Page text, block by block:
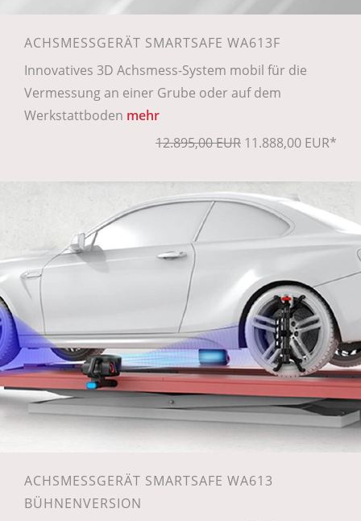
ACHSMESSGERÄT SMARTSAFE WA613F
Innovatives 3D Achsmess-System mobil für die
Vermessung an einer Grube oder auf dem
Werkstattboden mehr
12.895,00 EUR 11.888,00 EUR*
ACHSMESSGERÄT SMARTSAFE WA613
BÜHNENVERSION